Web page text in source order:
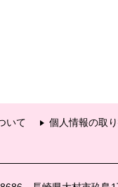
いて 個人情報の取